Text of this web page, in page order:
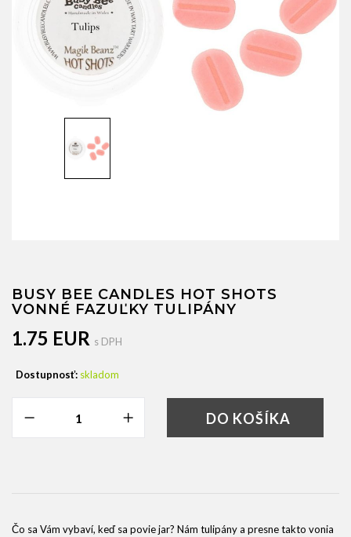
BUSY BEE CANDLES HOT SHOTS
VONNÉ FAZUĽKY TULIPÁNY
1.75 EUR s DPH
Dostupnosť: skladom
DO KOŠÍKA
Čo sa Vám vybaví, keď sa povie jar? Nám tulipány a presne takto vonia